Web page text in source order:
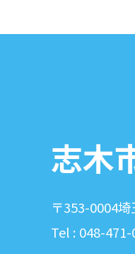
志木
〒353-0004埼
Tel : 048-471-